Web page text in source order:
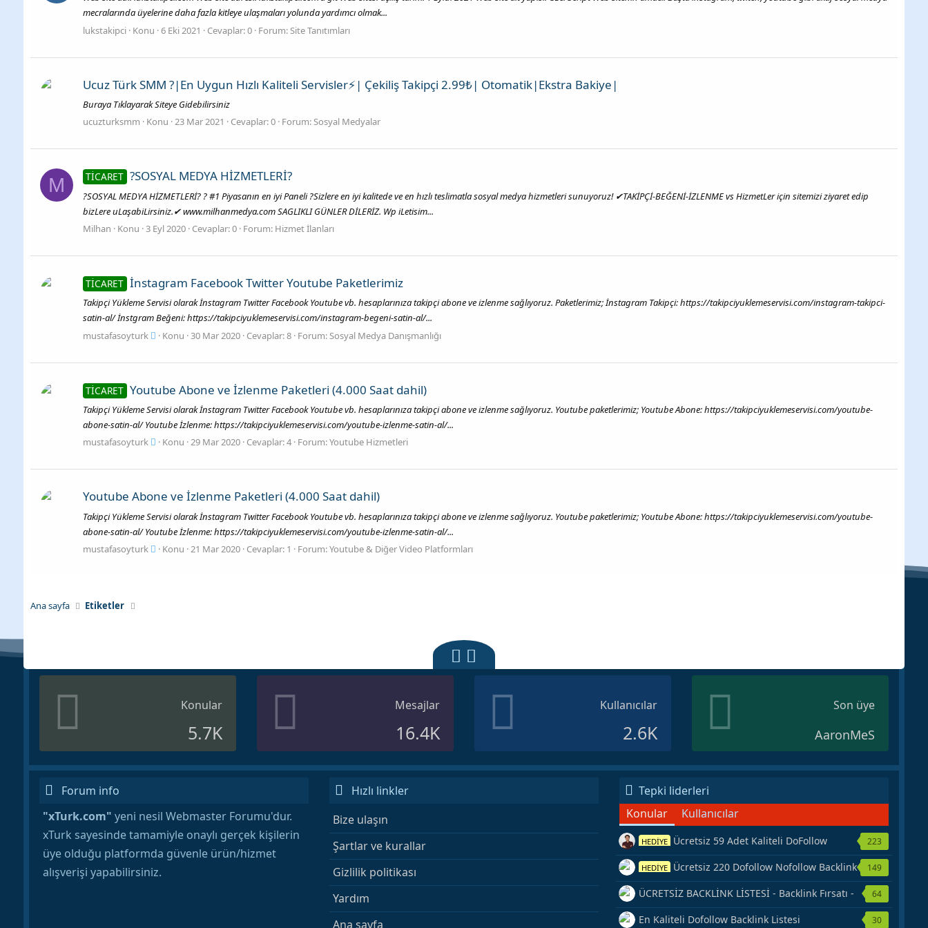
mecralarında üyelerine daha fazla kitleye ulaşmaları yolunda yardımcı olmak...
lukstakipci Konu 6 Eki 2021 Cevaplar: 0 Forum:Site Tanıtımları
Ucuz Türk SMM ?|En Uygun Hızlı Kaliteli Servisler⚡| Çekiliş Takipçi 2.99₺| Otomatik|Ekstra Bakiye|
Buraya Tıklayarak Siteye Gidebilirsiniz
ucuzturksmm
Konu 23 Mar 2021 Cevaplar: 0 Forum:Sosyal Medyalar
M TİCARET ?SOSYAL MEDYA HİZMETLERİ?
?SOSYAL MEDYA HİZMETLERİ? ? #1 Piyasanın en iyi Paneli ?Sizlere en iyi kalitede ve en hızlı teslimatla sosyal medya hizmetleri sunuyoruz! ✔TAKİPÇİ-BEĞENİ-İZLENME vs HizmetLer için sitemizi ziyaret edip
bizLere uLaşabiLirsiniz.✔ www.milhanmedya.com SAGLIKLI GÜNLER DİLERİZ. Wp iLetisim...
Milhan
Konu 3 Eyl 2020 Cevaplar: 0 Forum: Hizmet İlanları
TİCARET İnstagram Facebook Twitter Youtube Paketlerimiz
Takipçi Yükleme Servisi olarak İnstagram Twitter Facebook Youtube vb. hesaplarınıza takipçi abone ve izlenme sağlıyoruz. Paketlerimiz; İnstagram Takipçi: https://takipciyuklemeservisi.com/instagram-takipci-
satin-al/ İnstgram Beğeni: https://takipciyuklemeservisi.com/instagram-begeni-satin-al/...
mustafasoyturk
Konu 30 Mar 2020 Cevaplar: 8 Forum: Sosyal Medya Danışmanlığı
TİCARET Youtube Abone ve İzlenme Paketleri (4.000 Saat dahil)
Takipçi Yükleme Servisi olarak İnstagram Twitter Facebook Youtube vb. hesaplarınıza takipçi abone ve izlenme sağlıyoruz. Youtube paketlerimiz; Youtube Abone: https://takipciyuklemeservisi.com/youtube-
abone-satin-al/ Youtube İzlenme: https://takipciyuklemeservisi.com/youtube-izlenme-satin-al/...
mustafasoyturk
Konu 29 Mar 2020 Cevaplar: 4 Forum:Youtube Hizmetleri
Youtube Abone ve İzlenme Paketleri (4.000 Saat dahil)
Takipçi Yükleme Servisi olarak İnstagram Twitter Facebook Youtube vb. hesaplarınıza takipçi abone ve izlenme sağlıyoruz. Youtube paketlerimiz; Youtube Abone: https://takipciyuklemeservisi.com/youtube-
abone-satin-al/ Youtube İzlenme: https://takipciyuklemeservisi.com/youtube-izlenme-satin-al/...
mustafasoyturk
Konu 21 Mar 2020 Cevaplar: 1 Forum:Youtube & Diğer Video Platformları
Ana sayfa Etiketler
Konular
5.7K
Mesajlar
16.4K
Kullanıcılar
2.6K
Son üye
AaronMeS
Forum info
"xTurk.com" yeni nesil Webmaster Forumu'dur.
xTurk sayesinde tamamiyle onaylı gerçek kişilerin
üye olduğu platformda güvenle ürün/hizmet
alışverişi yapabilirsiniz.
Hızlı linkler
Bize ulaşın
Şartlar ve kurallar
Gizlilik politikası
Yardım
Ana sayfa
Tepki liderleri
Konular
Kullanıcılar
HEDİYE Ücretsiz 59 Adet Kaliteli DoFollow
Backlink Kaynağı Veriyorum.
223
HEDİYE Ücretsiz 220 Dofollow Nofollow Backlink
Veriyorum
149
ÜCRETSİZ BACKLİNK LİSTESİ - Backlink Fırsatı -
Hemen Yetiş!
64
En Kaliteli Dofollow Backlink Listesi 30